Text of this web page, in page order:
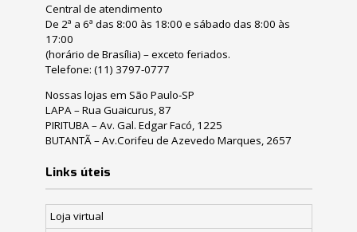
Central de atendimento
De 2ª a 6ª das 8:00 às 18:00 e sábado das 8:00 às
17:00
(horário de Brasília) – exceto feriados.
Telefone: (11) 3797-0777
Nossas lojas em São Paulo-SP
LAPA – Rua Guaicurus, 87
PIRITUBA – Av. Gal. Edgar Facó, 1225
BUTANTÃ – Av.Corifeu de Azevedo Marques, 2657
Links úteis
Loja virtual